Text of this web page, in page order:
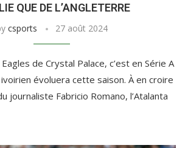
QUE DE L’ANGLETERRE
csports 27 août 2024
de Crystal Palace, c’est en Série A
évoluera cette saison. À en croire
journaliste Fabricio Romano, l’Atalanta